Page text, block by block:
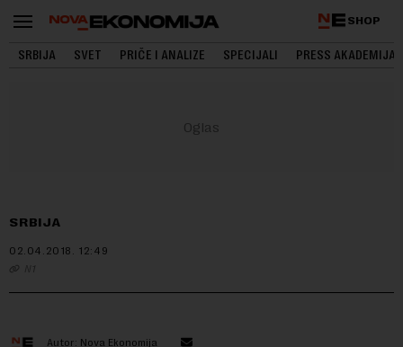
SHOP
SRBIJA SVET PRIČE I ANALIZE SPECIJALI PRESS AKADEMIJA
SRBIJA
02.04.2018. 12:49
N1
Autor: Nova Ekonomija